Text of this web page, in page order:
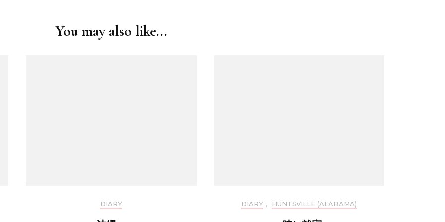
You may also like...
DIARY DIARY , HUNTSVILLE (ALABAMA)